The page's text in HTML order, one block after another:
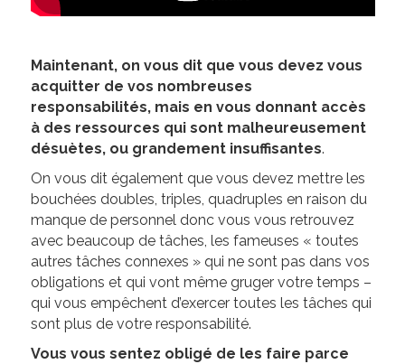
Maintenant, on vous dit que vous devez vous
acquitter de vos nombreuses
responsabilités, mais en vous donnant accès
à des ressources qui sont malheureusement
désuètes, ou grandement insuffisantes.
On vous dit également que vous devez mettre les
bouchées doubles, triples, quadruples en raison du
manque de personnel donc vous vous retrouvez
avec beaucoup de tâches, les fameuses « toutes
autres tâches connexes » qui ne sont pas dans vos
obligations et qui vont même gruger votre temps –
qui vous empêchent d’exercer toutes les tâches qui
sont plus de votre responsabilité.
Vous vous sentez obligé de les faire parce